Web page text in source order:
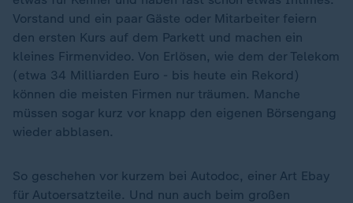
Vorstand und ein paar Gäste oder Mitarbeiter feiern
den ersten Kurs auf dem Parkett und machen ein
kleines Firmenvideo. Von Erlösen, wie dem der Telekom
(etwa 34 Milliarden Euro - bis heute ein Rekord)
können die meisten Firmen nur träumen. Manche
müssen sogar kurz vor knapp den eigenen Börsengang
wieder abblasen.
So geschehen vor kurzem bei Autodoc, einer Art Ebay
für Autoersatzteile. Und nun auch beim großen